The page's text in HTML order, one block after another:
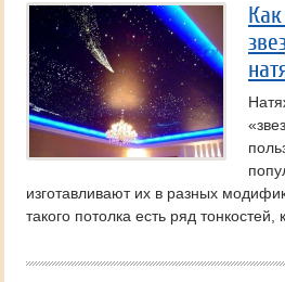
изготавливают их в разных
такого потолка есть ряд тонкостей,